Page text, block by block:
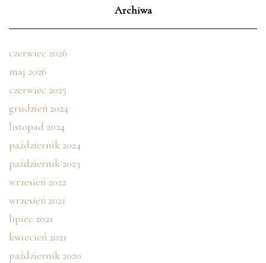
Archiwa
czerwiec 2026
maj 2026
czerwiec 2025
grudzień 2024
listopad 2024
październik 2024
październik 2023
wrzesień 2022
wrzesień 2021
lipiec 2021
kwiecień 2021
październik 2020